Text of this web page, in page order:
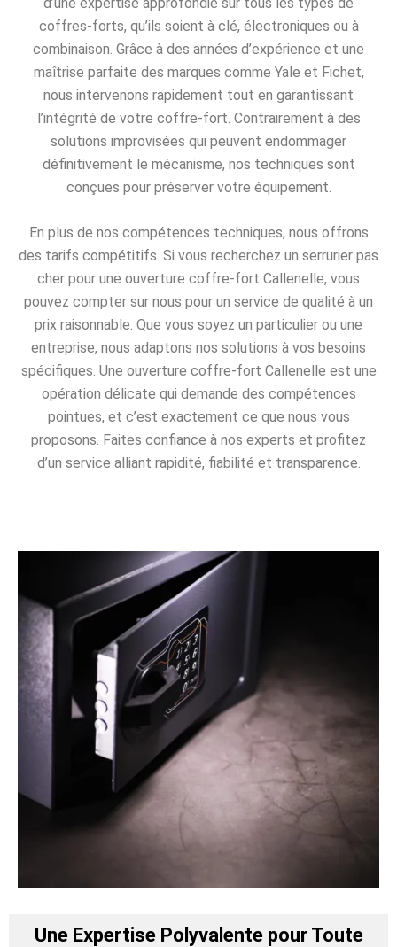
coffres-forts, qu’ils soient à clé, électroniques ou à
combinaison. Grâce à des années d’expérience et une
maîtrise parfaite des marques comme Yale et Fichet,
nous intervenons rapidement tout en garantissant
l’intégrité de votre coffre-fort. Contrairement à des
solutions improvisées qui peuvent endommager
définitivement le mécanisme, nos techniques sont
conçues pour préserver votre équipement.
En plus de nos compétences techniques, nous offrons
des tarifs compétitifs. Si vous recherchez un serrurier pas
cher pour une ouverture coffre-fort Callenelle, vous
pouvez compter sur nous pour un service de qualité à un
prix raisonnable. Que vous soyez un particulier ou une
entreprise, nous adaptons nos solutions à vos besoins
spécifiques. Une ouverture coffre-fort Callenelle est une
opération délicate qui demande des compétences
pointues, et c’est exactement ce que nous vous
proposons. Faites confiance à nos experts et profitez
d’un service alliant rapidité, fiabilité et transparence.
Une Expertise Polyvalente pour Toute